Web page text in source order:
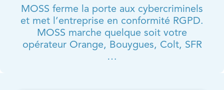
MOSS ferme la porte aux cybercriminels
et met l’entreprise en conformité RGPD.
MOSS marche quelque soit votre
opérateur Orange, Bouygues, Colt, SFR
…